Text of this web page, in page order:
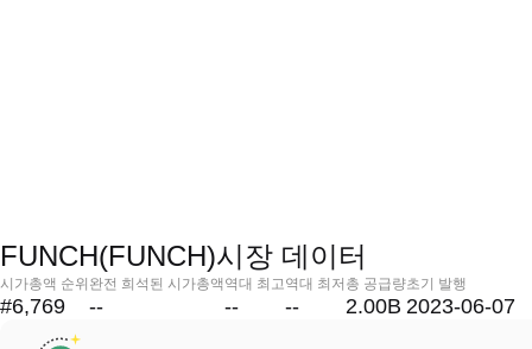
FUNCH(FUNCH)시장 데이터
시가총액 순위
#6,769
완전 희석된 시가총액
--
역대 최고
--
역대 최저
--
총 공급량
2.00B
초기 발행
2023-06-07